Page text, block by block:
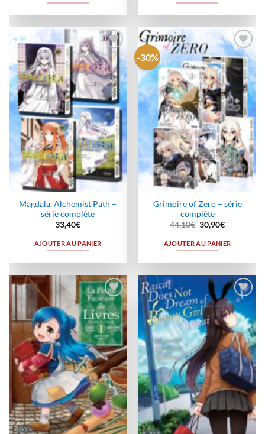
Ajouter
à la
wishlist
Magdala, Alchemist Path –
série complète
33,40€
AJOUTER AU PANIER
-30%
Ajouter
wishlist
Grimoire of Zero – série
complète
44,10€ Le
prix
initial
était :
30,90€Le
actuel
est :
AJOUTER AU PANIER
Ajouter
à la
wishlist
Ajouter
à la
wishlist